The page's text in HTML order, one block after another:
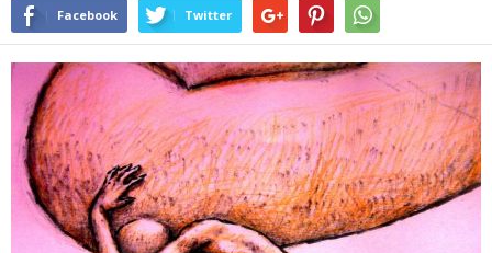
Facebook Twitter